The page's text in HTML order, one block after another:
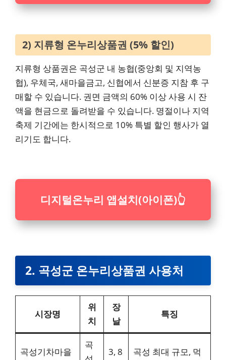
2) 지류형 온누리상품권 (5% 할인)
지류형 상품권은 곡성군 내 농협(중앙회 및 지역농
협), 우체국, 새마을금고, 신협에서 신분증 지참 후 구
매할 수 있습니다. 권면 금액의 60% 이상 사용 시 잔
액을 현금으로 돌려받을 수 있습니다. 명절이나 지역
축제 기간에는 한시적으로 10% 특별 할인 행사가 열
리기도 합니다.
디지털온누리 앱설치(아이폰)👆
2. 곡성군 온누리상품권 사용처
시장명
위
치
장
날
특징
곡성기차마을
곡
3, 8 곡성 최대 규모, 먹